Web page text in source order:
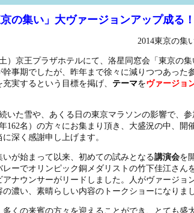
京の集い」大ヴァージョンアップ成る！
東京の集
）京王プラザホテルにて、洛星同窓会「東京の
幹事期でしたが、昨年まで徐々に減りつつあった
実するという目標を掲げ、 テーマをヴァージョ
いた雪や、あくる日の東京マラソンの影響で、参
162名） の方々にお集まり頂き、大盛況の中、開
深く感謝申し上げます。
いが始まって以来、初めての試みとなる講演会を
レーでオリンピック銅メダリストの竹下佳江さん
アナウンサーがリードしました。人がヴァージョ
濃い、素晴らしい内容のトークショーになりまし
多くの来賓の方々を迎えることができ、とても盛